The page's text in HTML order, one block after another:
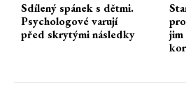
Sdílený spánek s dětmi.
Psychologové varují
před skrytými následky
jim